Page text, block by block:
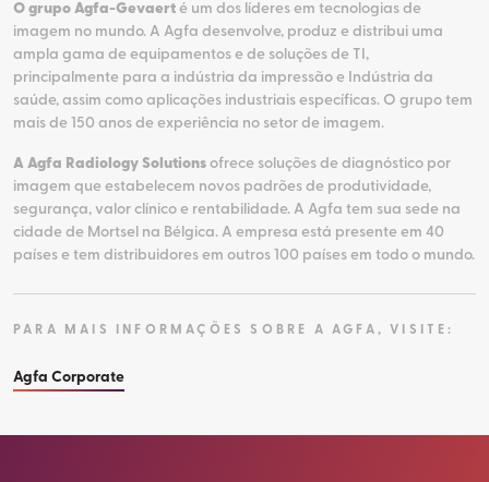
O grupo Agfa-Gevaert é um dos líderes em tecnologias de
imagem no mundo. A Agfa desenvolve, produz e distribui uma
ampla gama de equipamentos e de soluções de TI,
principalmente para a indústria da impressão e Indústria da
saúde, assim como aplicações industriais específicas. O grupo tem
mais de 150 anos de experiência no setor de imagem.
A Agfa Radiology Solutions ofrece soluções de diagnóstico por
imagem que estabelecem novos padrões de produtividade,
segurança, valor clínico e rentabilidade. A Agfa tem sua sede na
cidade de Mortsel na Bélgica. A empresa está presente em 40
países e tem distribuidores em outros 100 países em todo o mundo.
PARA MAIS INFORMAÇÕES SOBRE A AGFA, VISITE:
Agfa Corporate